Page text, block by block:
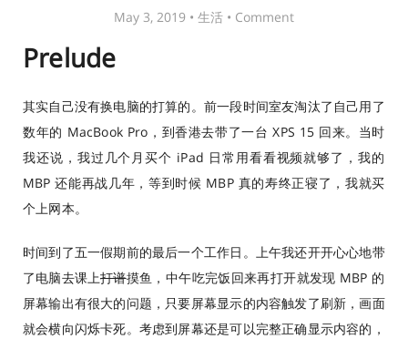
May 3, 2019 • 生活 • Comment
Prelude
其实自己没有换电脑的打算的。前一段时间室友淘汰了自己用了
数年的 MacBook Pro，到香港去带了一台 XPS 15 回来。当时
我还说，我过几个月买个 iPad 日常用看看视频就够了，我的
MBP 还能再战几年，等到时候 MBP 真的寿终正寝了，我就买
个上网本。
时间到了五一假期前的最后一个工作日。上午我还开开心心地带
了电脑去课上打谱摸鱼，中午吃完饭回来再打开就发现 MBP 的
屏幕输出有很大的问题，只要屏幕显示的内容触发了刷新，画面
就会横向闪烁卡死。考虑到屏幕还是可以完整正确显示内容的，